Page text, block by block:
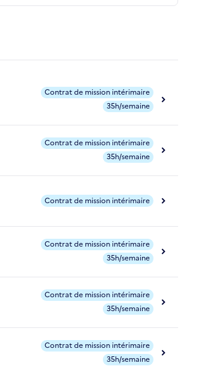
Contrat de mission intérimaire
35h/semaine
Contrat de mission intérimaire
35h/semaine
Contrat de mission intérimaire
Contrat de mission intérimaire
35h/semaine
Contrat de mission intérimaire
35h/semaine
Contrat de mission intérimaire
35h/semaine